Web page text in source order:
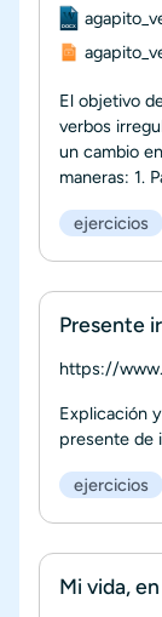
Documento
Documento
El objetivo
verbos
un cambio
maneras: 1.
ejercicios
Presente
https://
Explicación
presente de
ejercicios
Mi vida,